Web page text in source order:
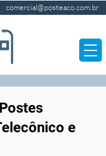
comercial@posteaco.com.br
e